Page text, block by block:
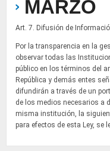
MARZO
Art. 7. Difusión de
Por la transparencia en la
observar todas las
público en los términos del
República y demás entes
difundirán a través de un
de los medios necesarios a
misma institución, la
para efectos de esta Ley, se